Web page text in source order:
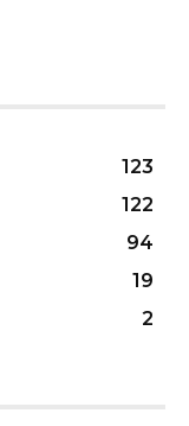
123
122
94
19
2